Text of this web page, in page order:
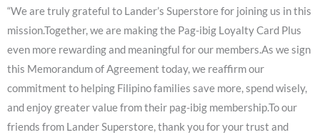
“We are truly grateful to Lander’s Superstore for joining us in this
mission.Together, we are making the Pag-ibig Loyalty Card Plus
even more rewarding and meaningful for our members.As we sign
this Memorandum of Agreement today, we reaffirm our
commitment to helping Filipino families save more, spend wisely,
and enjoy greater value from their pag-ibig membership.To our
friends from Lander Superstore, thank you for your trust and